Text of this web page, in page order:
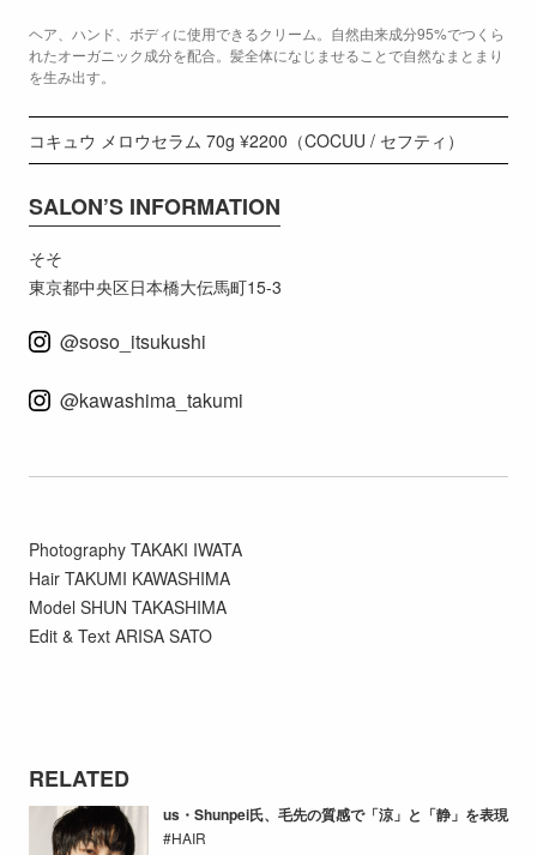
ヘア、ハンド、ボディに使用できるクリーム。自然由来成分95%でつくら
れたオーガニック成分を配合。髪全体になじませることで自然なまとまり
を生み出す。
コキュウ メロウセラム 70g ¥2200（COCUU / セフティ）
SALON’S INFORMATION
そそ
東京都中央区日本橋大伝馬町15-3
@soso_itsukushi
@kawashima_takumi
Photography TAKAKI IWATA
Hair TAKUMI KAWASHIMA
Model SHUN TAKASHIMA
Edit & Text ARISA SATO
RELATED
us・Shunpei氏、毛先の質感で「涼」と「静」を表現
HAIR